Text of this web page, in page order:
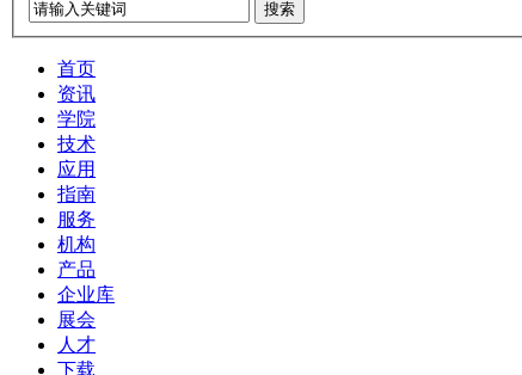
搜索
首页
资讯
学院
技术
应用
指南
服务
机构
产品
企业库
展会
人才
下载